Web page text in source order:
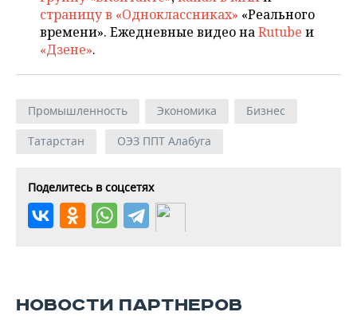
страницу в «Одноклассниках» «Реального
времени». Ежедневные видео наRutube и
«Дзене».
Промышленность Экономика
Бизнес
Татарстан
ОЭЗ ППТ Алабуга
Поделитесь в соцсетях
НОВОСТИ ПАРТНЕРОВ